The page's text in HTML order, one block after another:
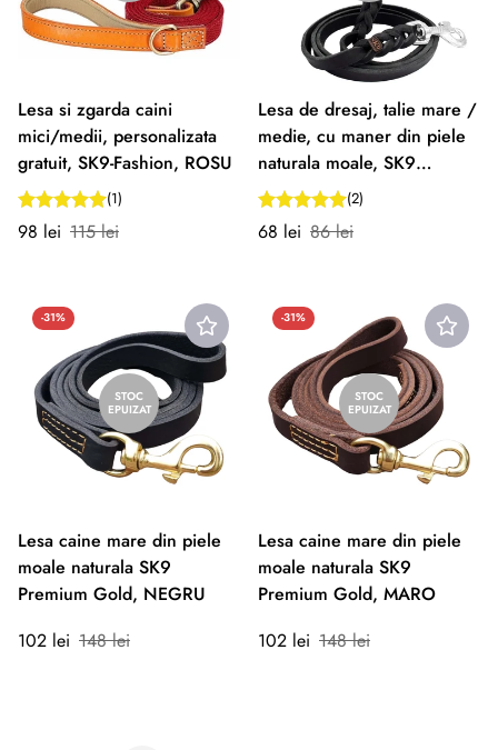
Lesa si zgarda caini
mici/medii, personalizata
gratuit, SK9-Fashion, ROSU
(1)
Preț
98 lei
Preț
115 lei
Lesa de dresaj, talie mare /
medie, cu maner din piele
naturala moale, SK9
Premium Crom, NEGRU
(2)
Preț
68 lei
Preț
86 lei
-31%
STOC
EPUIZAT
Lesa caine mare din piele
moale naturala SK9
Premium Gold, NEGRU
Preț
102 lei
Preț
148 lei
-31%
STOC
EPUIZAT
Lesa caine mare din piele
moale naturala SK9
Premium Gold, MARO
Preț
102 lei
Preț
148 lei